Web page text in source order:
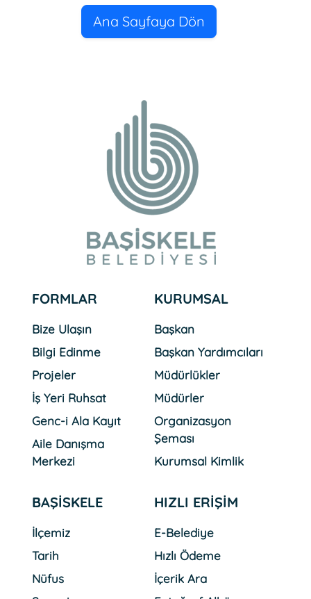
Ana Sayfaya Dön
FORMLAR
Bize Ulaşın
Bilgi Edinme
Projeler
İş Yeri Ruhsat
Genc-i Ala Kayıt
Aile Danışma
Merkezi
KURUMSAL
Başkan
Başkan Yardımcıları
Müdürlükler
Müdürler
Organizasyon
Şeması
Kurumsal Kimlik
BAŞİSKELE
İlçemiz
Tarih
Nüfus
HIZLI ERİŞİM
E-Belediye
Hızlı Ödeme
İçerik Ara